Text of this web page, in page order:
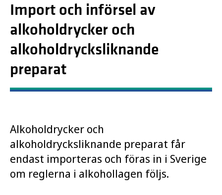
Import och införsel av
alkoholdrycker och
alkoholdrycksliknande
preparat
Alkoholdrycker och
alkoholdrycksliknande preparat får
endast importeras och föras in i Sverige
om reglerna i alkohollagen följs.